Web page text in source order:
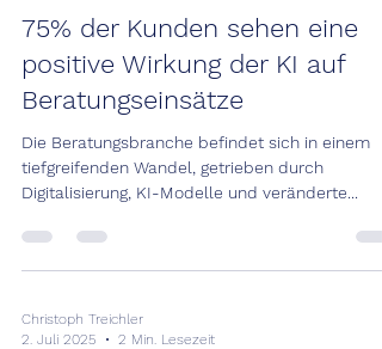
zusammengearbeitet. Für mich war es eine
Rückkehr
75% der Kunden sehen eine
positive Wirkung der KI auf
Beratungseinsätze
Die Beratungsbranche befindet sich in einem
tiefgreifenden Wandel, getrieben durch
Digitalisierung, KI-Modelle und veränderte...
Christoph Treichler
2. Juli 2025
2 Min. Lesezeit